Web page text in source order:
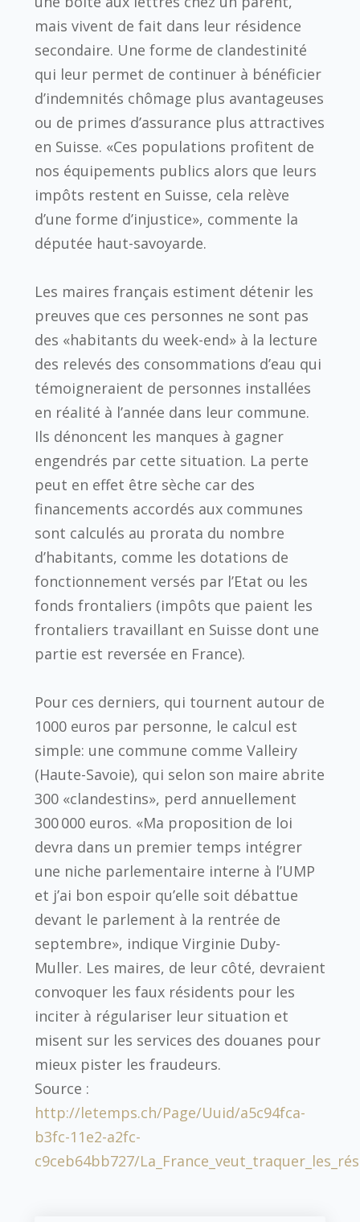
mais vivent de fait dans leur résidence
secondaire. Une forme de clandestinité
qui leur permet de continuer à bénéficier
d’indemnités chômage plus avantageuses
ou de primes d’assurance plus attractives
en Suisse. «Ces populations profitent de
nos équipements publics alors que leurs
impôts restent en Suisse, cela relève
d’une forme d’injustice», commente la
députée haut-savoyarde.
Les maires français estiment détenir les
preuves que ces personnes ne sont pas
des «habitants du week-end» à la lecture
des relevés des consommations d’eau qui
témoigneraient de personnes installées
en réalité à l’année dans leur commune.
Ils dénoncent les manques à gagner
engendrés par cette situation. La perte
peut en effet être sèche car des
financements accordés aux communes
sont calculés au prorata du nombre
d’habitants, comme les dotations de
fonctionnement versés par l’Etat ou les
fonds frontaliers (impôts que paient les
frontaliers travaillant en Suisse dont une
partie est reversée en France).
Pour ces derniers, qui tournent autour de
1000 euros par personne, le calcul est
simple: une commune comme Valleiry
(Haute-Savoie), qui selon son maire abrite
300 «clandestins», perd annuellement
300 000 euros. «Ma proposition de loi
devra dans un premier temps intégrer
une niche parlementaire interne à l’UMP
et j’ai bon espoir qu’elle soit débattue
devant le parlement à la rentrée de
septembre», indique Virginie Duby-
Muller. Les maires, de leur côté, devraient
convoquer les faux résidents pour les
inciter à régulariser leur situation et
misent sur les services des douanes pour
mieux pister les fraudeurs.
Source :
http://letemps.ch/Page/Uuid/a5c94fca-
b3fc-11e2-a2fc-
c9ceb64bb727/